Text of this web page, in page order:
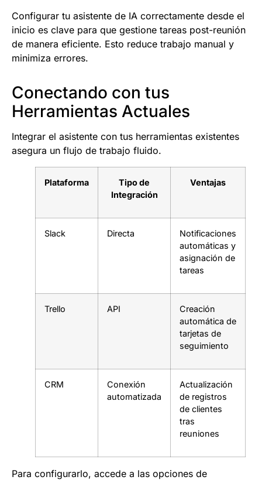
Configurar tu asistente de IA correctamente desde el
inicio es clave para que gestione tareas post-reunión
de manera eficiente. Esto reduce trabajo manual y
minimiza errores.
Conectando con tus
Herramientas Actuales
Integrar el asistente con tus herramientas existentes
asegura un flujo de trabajo fluido.
Plataforma
Tipo de
Integración
Ventajas
Slack Directa
Notificaciones
automáticas y
asignación de
tareas
Trello API
Creación
automática de
tarjetas de
seguimiento
CRM
Conexión
automatizada
Actualización
de registros
de clientes
tras
reuniones
Para configurarlo, accede a las opciones de